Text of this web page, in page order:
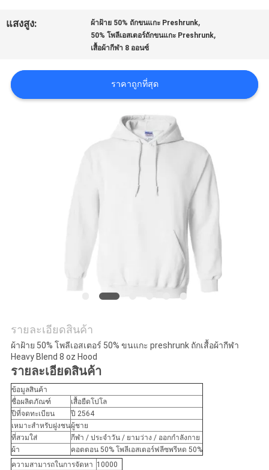
POLICY
แสงสูง: ผ้าฝ้าย 50% ถักขนแกะ Preshrunk,
50% โพลีเอสเตอร์ถักขนแกะ Preshrunk,
เสื้อผ้ากีฬา 8 ออนซ์
ราคาถูกที่สุด
รายละเอียดสินค้า
ผ้าฝ้าย 50% โพลีเอสเตอร์ 50% ขนแกะ preshrunk ถักเสื้อผ้ากีฬา
Heavy Blend 8 oz Hood
รายละเอียดสินค้า
ข้อมูลสินค้า
ชื่อผลิตภัณฑ์
เสื้อยืดโปโล
ปีที่จดทะเบียน
ปี 2564
เหมาะสำหรับฝูงชนผู้ชาย
ที่สวมใส่
กีฬา / ประจำวัน / ยามว่าง / ออกกำลังกาย
ผ้า
คอตตอน 50% โพลีเอสเตอร์ฟลีซพรีหด 50%
ความสามารถในการจัดหา 10000